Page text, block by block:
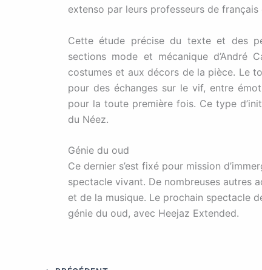
extenso par leurs professeurs de français
Cette étude précise du texte et des
sections mode et mécanique d’André
costumes et aux décors de la pièce. Le
pour des échanges sur le vif, entre
pour la toute première fois. Ce type
du Néez.
Génie du oud
Ce dernier s’est fixé pour mission
spectacle vivant. De nombreuses autres
et de la musique. Le prochain spectacle
génie du oud, avec Heejaz Extended.